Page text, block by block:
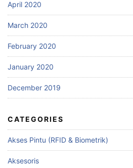
April 2020
March 2020
February 2020
January 2020
December 2019
CATEGORIES
Akses Pintu (RFID & Biometrik)
Aksesoris